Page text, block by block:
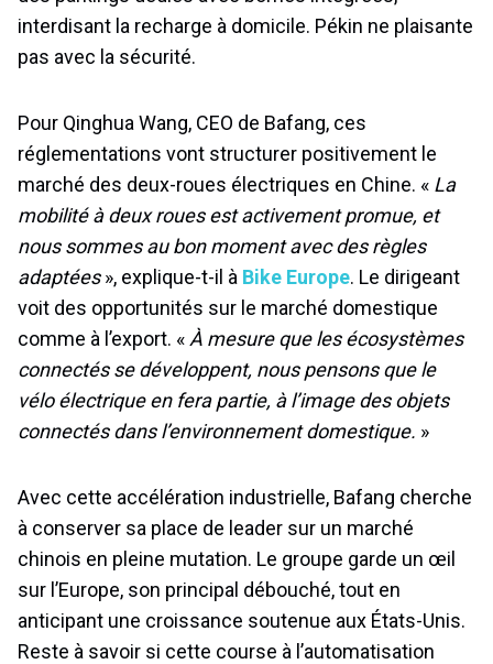
interdisant la recharge à domicile. Pékin ne plaisante
pas avec la sécurité.
Pour Qinghua Wang, CEO de Bafang, ces
réglementations vont structurer positivement le
marché des deux-roues électriques en Chine. « La
mobilité à deux roues est activement promue, et
nous sommes au bon moment avec des règles
adaptées», explique-t-il à Bike Europe. Le dirigeant
voit des opportunités sur le marché domestique
comme à l’export. « À mesure que les écosystèmes
connectés se développent, nous pensons que le
vélo électrique en fera partie, à l’image des objets
connectés dans l’environnement domestique. »
Avec cette accélération industrielle, Bafang cherche
à conserver sa place de leader sur un marché
chinois en pleine mutation. Le groupe garde un œil
sur l’Europe, son principal débouché, tout en
anticipant une croissance soutenue aux États-Unis.
Reste à savoir si cette course à l’automatisation